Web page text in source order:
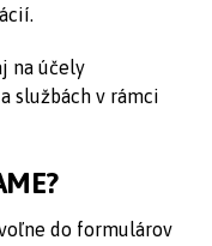
na účely
službách v rámci
do formulárov